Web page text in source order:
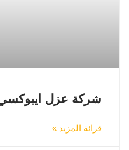
شركة عزل ايبوكسي بمكة
قرائة المزيد »